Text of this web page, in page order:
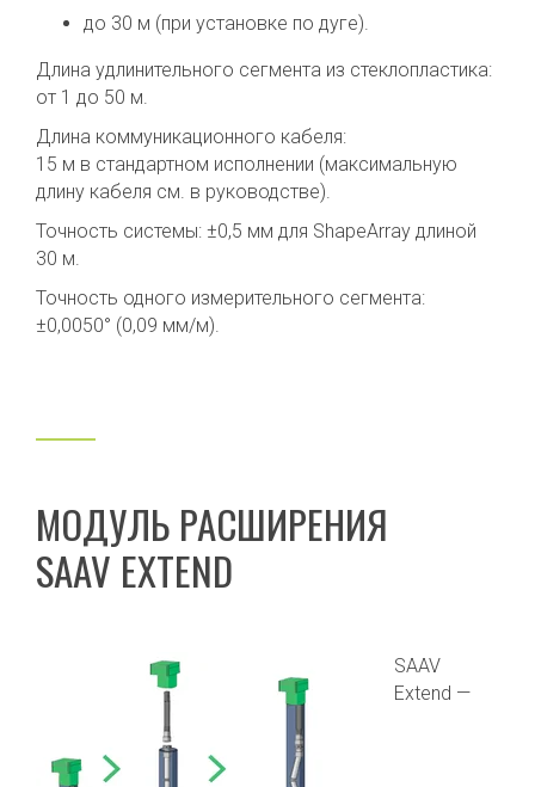
до 30 м (при установке по дуге).
Длина удлинительного сегмента из стеклопластика:
от 1 до 50 м.
Длина коммуникационного кабеля:
15 м в стандартном исполнении (максимальную
длину кабеля см. в руководстве).
Точность системы: ±0,5 мм для ShapeArray длиной
30 м.
Точность одного измерительного сегмента:
±0,0050° (0,09 мм/м).
МОДУЛЬ РАСШИРЕНИЯ
SAAV EXTEND
SAAV
Extend —